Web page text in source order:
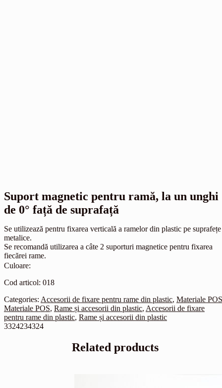
Suport magnetic pentru ramă, la un unghi
de 0° față de suprafață
Se utilizează pentru fixarea verticală a ramelor din plastic pe suprafețe
metalice.
Se recomandă utilizarea a câte 2 suporturi magnetice pentru fixarea
fiecărei rame.
Culoare:
Cod articol: 018
Categories: Accesorii de fixare pentru rame din plastic, Materiale POS
Materiale POS, Rame și accesorii din plastic, Accesorii de fixare
pentru rame din plastic, Rame și accesorii din plastic
3324234324
Related products